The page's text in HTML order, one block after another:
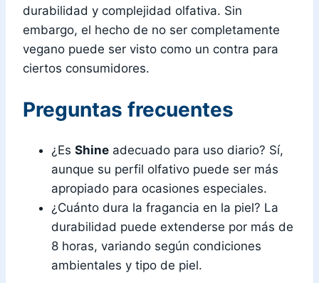
durabilidad y complejidad olfativa. Sin
embargo, el hecho de no ser completamente
vegano puede ser visto como un contra para
ciertos consumidores.
Preguntas frecuentes
¿Es Shine adecuado para uso diario? Sí,
aunque su perfil olfativo puede ser más
apropiado para ocasiones especiales.
¿Cuánto dura la fragancia en la piel? La
durabilidad puede extenderse por más de
8 horas, variando según condiciones
ambientales y tipo de piel.